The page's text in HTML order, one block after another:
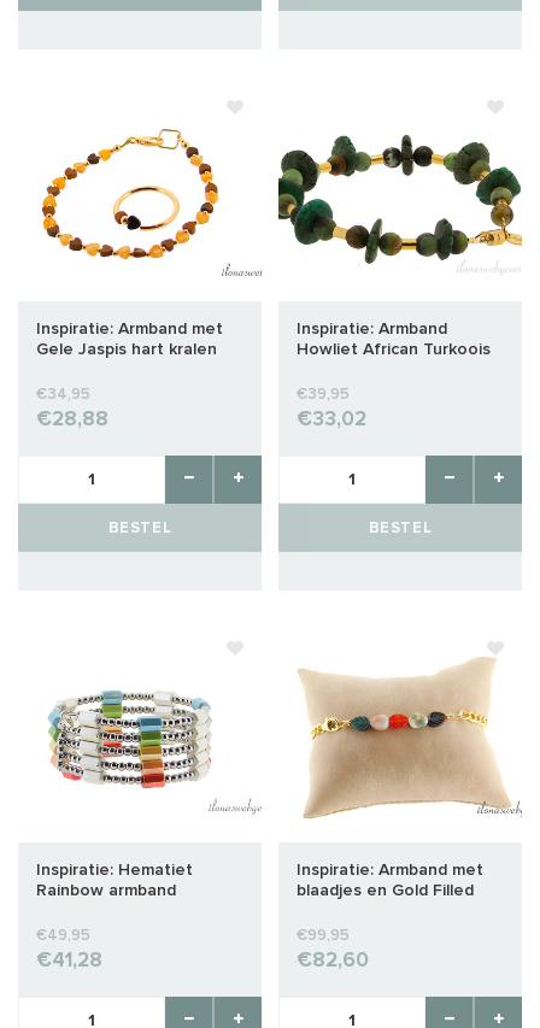
Inspiratie: Armband met
Gele Jaspis hart kralen
€34,95
€28,88
BESTEL
Inspiratie: Armband
Howliet African Turkoois
€39,95
€33,02
BESTEL
Inspiratie: Hematiet
Rainbow armband
€49,95
€41,28
Inspiratie: Armband met
blaadjes en Gold Filled
€99,95
€82,60